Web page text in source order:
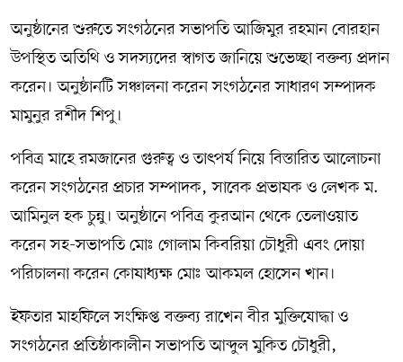
অনুষ্ঠানের শুরুতে সংগঠনের সভাপতি আজিমুর রহমান বোরহান
উপস্থিত অতিথি ও সদস্যদের স্বাগত জানিয়ে শুভেচ্ছা বক্তব্য প্রদান
করেন। অনুষ্ঠানটি সঞ্চালনা করেন সংগঠনের সাধারণ সম্পাদক
মামুনুর রশীদ শিপু।
পবিত্র মাহে রমজানের গুরুত্ব ও তাৎপর্য নিয়ে বিস্তারিত আলোচনা
করেন সংগঠনের প্রচার সম্পাদক, সাবেক প্রভাষক ও লেখক ম.
আমিনুল হক চুন্নু। অনুষ্ঠানে পবিত্র কুরআন থেকে তেলাওয়াত
করেন সহ-সভাপতি মোঃ গোলাম কিবরিয়া চৌধুরী এবং দোয়া
পরিচালনা করেন কোষাধ্যক্ষ মোঃ আকমল হোসেন খান।
ইফতার মাহফিলে সংক্ষিপ্ত বক্তব্য রাখেন বীর মুক্তিযোদ্ধা ও
সংগঠনের প্রতিষ্ঠাকালীন সভাপতি আব্দুল মুকিত চৌধুরী,